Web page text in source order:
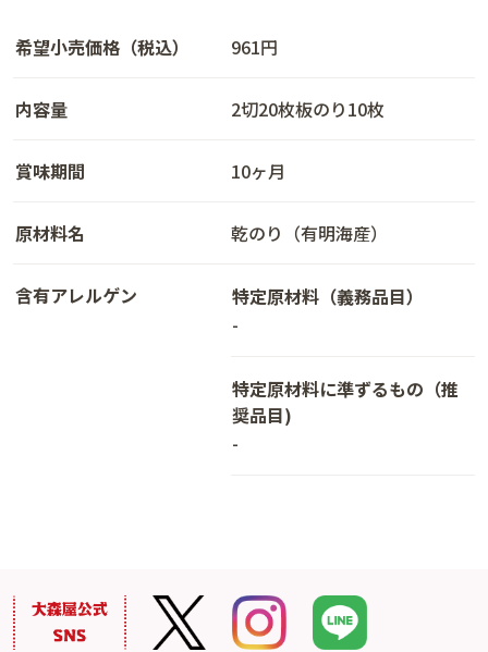
希望小売価格（税込） 961円
内容量 2切20枚板のり10枚
賞味期間 10ヶ月
原材料名 乾のり（有明海産）
含有アレルゲン
特定原材料（義務品目）
-
特定原材料に準ずるもの（推
奨品目)
-